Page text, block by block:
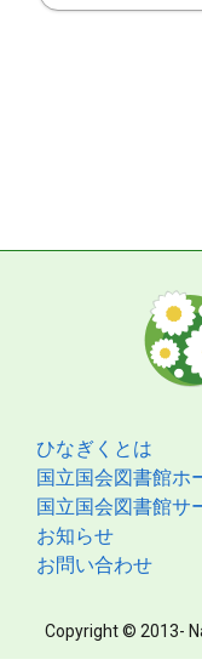
ひなぎくとは
国立国会図書館ホ
国立国会図書館サ
お知らせ
お問い合わせ
Copyright © 2013-